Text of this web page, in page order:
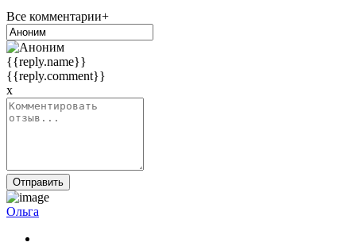
Все комментарии+
{{reply.name}}
{{reply.comment}}
x
Отправить
Ольга